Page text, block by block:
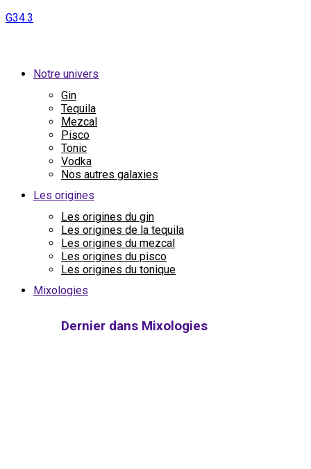
G34.3
Notre univers
Gin
Tequila
Mezcal
Pisco
Tonic
Vodka
Nos autres galaxies
Les origines
Les origines du gin
Les origines de la tequila
Les origines du mezcal
Les origines du pisco
Les origines du tonique
Mixologies
Dernier dans Mixologies